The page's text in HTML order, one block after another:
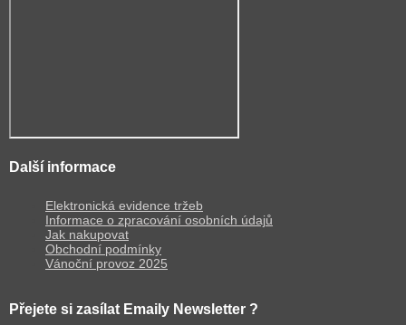
Další informace
Elektronická evidence tržeb
Informace o zpracování osobních údajů
Jak nakupovat
Obchodní podmínky
Vánoční provoz 2025
Přejete si zasílat Emaily Newsletter ?